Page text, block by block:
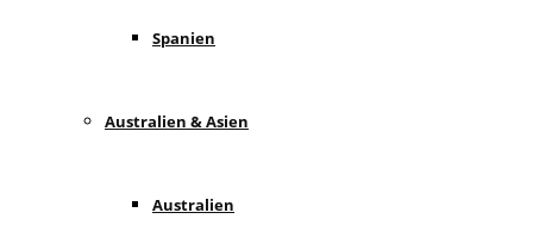
Spanien
Australien & Asien
Australien